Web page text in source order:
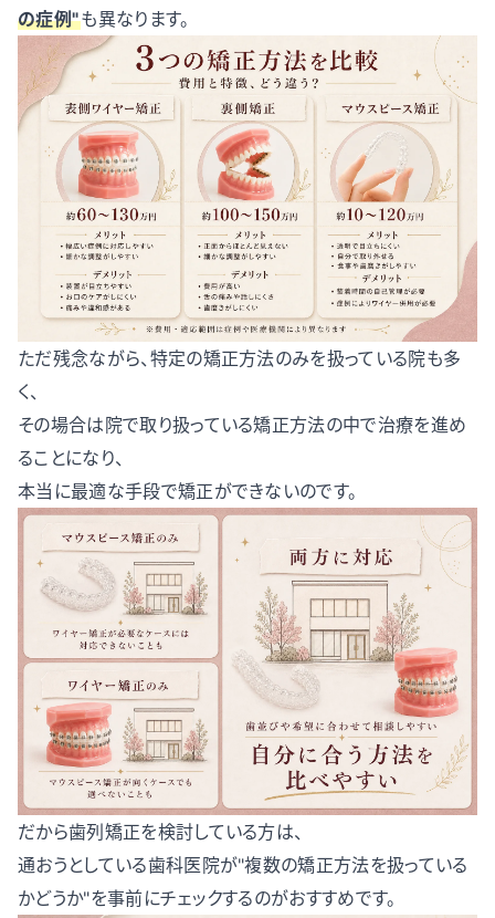
の症例"も異なります。
ただ残念ながら、特定の矯正方法のみを扱っている院も多
く、
その場合は院で取り扱っている矯正方法の中で治療を進め
ることになり、
本当に最適な手段で矯正ができないのです。
だから歯列矯正を検討している方は、
通おうとしている歯科医院が"複数の矯正方法を扱っている
かどうか"を事前にチェックするのがおすすめです。